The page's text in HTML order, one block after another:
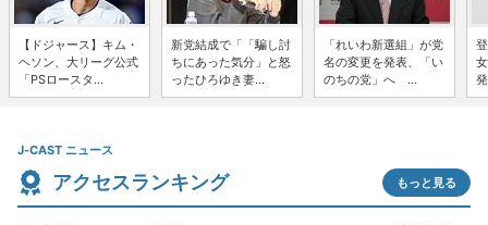
【ドジャース】キム・
ヘソン、大リーグ公式
「PSロースタ...
新党結成で「「騙し討
ちにあった気分」と怒
ったひろゆき妻...
「れいわ新選組」が党
名の変更を発表、「い
のちの党」へ ...
J-CAST ニュース
アクセスランキング もっと見る